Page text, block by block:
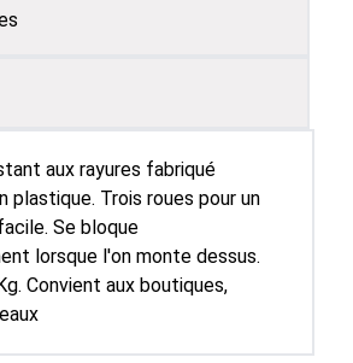
aux rayures fabriqué
plastique. Trois roues pour un
Se bloque
lorsque l'on monte dessus.
Convient aux boutiques,